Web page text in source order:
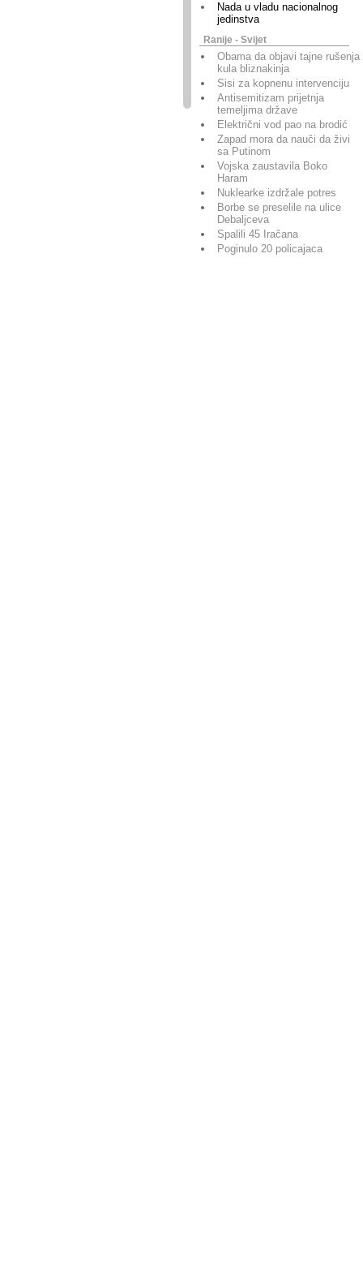
Nada u vladu nacionalnog
jedinstva
Ranije - Svijet
Obama da objavi tajne rušenja
kula bliznakinja
Sisi za kopnenu intervenciju
Antisemitizam prijetnja
temeljima države
Električni vod pao na brodić
Zapad mora da nauči da živi
sa Putinom
Vojska zaustavila Boko
Haram
Nuklearke izdržale potres
Borbe se preselile na ulice
Debaljceva
Spalili 45 Iračana
Poginulo 20 policajaca